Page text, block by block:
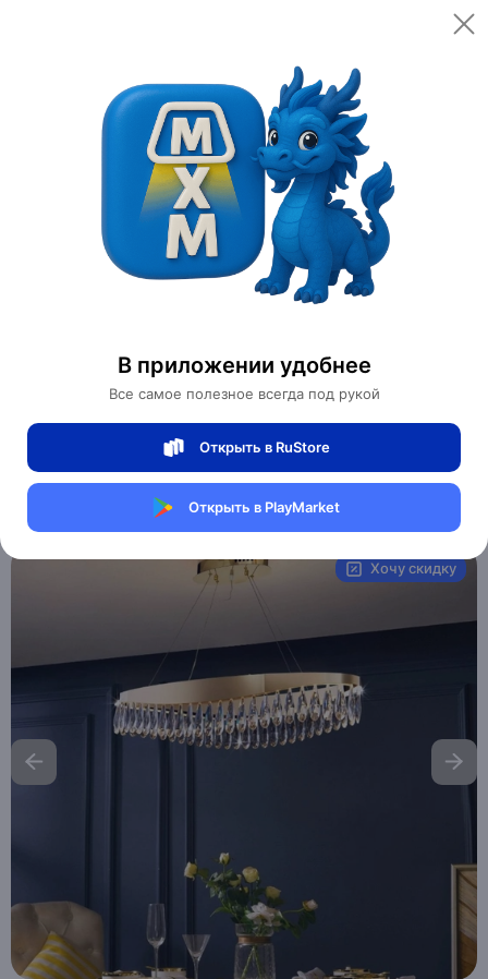
В приложении удобнее
Все самое полезное всегда под рукой
Открыть в RuStore
Открыть в PlayMarket
Открыть
Категории Светильники
Люстры
GUNEY 80*25, металл, LED.
Магазин Table lamps
MAI_HE_MAI_GUNEY
Хочу скидку